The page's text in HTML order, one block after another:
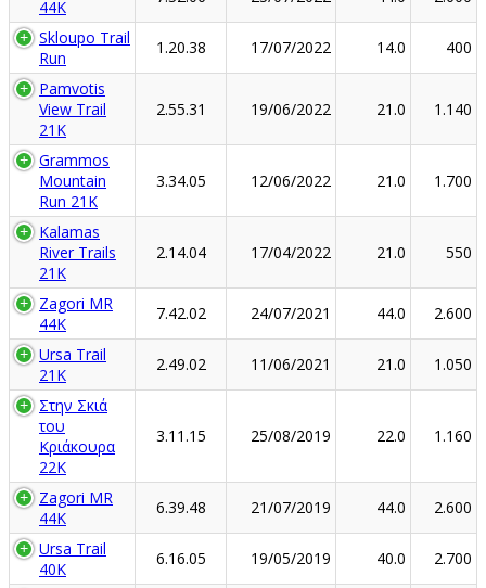
44K
Skloupo Trail
Run
1.20.38 17/07/2022 14.0
400
Pamvotis
View Trail
21K
2.55.31 19/06/2022 21.0 1.140
Grammos
Mountain
Run 21K
3.34.05 12/06/2022 21.0 1.700
Kalamas
River Trails
21K
2.14.04 17/04/2022 21.0 550
Zagori MR
44K
7.42.02 24/07/2021 44.0
2.600
Ursa Trail
21K
2.49.02 11/06/2021 21.0
1.050
Στην Σκιά
του
Κριάκουρα
22K
3.11.15 25/08/2019 22.0 1.160
Zagori MR
44K
6.39.48 21/07/2019 44.0
2.600
Ursa Trail
40K
6.16.05 19/05/2019 40.0
2.700